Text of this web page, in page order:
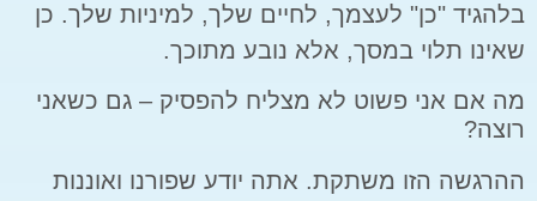
בלהגיד "כן" לעצמך, לחיים שלך, למיניות שלך. כן
שאינו תלוי במסך, אלא נובע מתוכך.
מה אם אני פשוט לא מצליח להפסיק – גם כשאני
רוצה?
ההרגשה הזו משתקת. אתה יודע שפורנו ואוננות